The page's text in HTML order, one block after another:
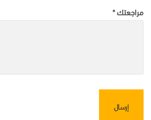
مراجعتك*